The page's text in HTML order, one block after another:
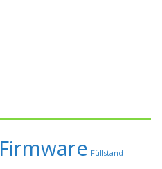
Firmware Füllstand